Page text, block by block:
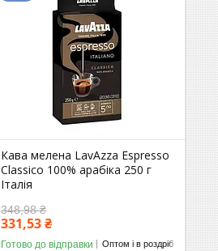
Кава мелена LavAzza Espresso
Classico 100% арабіка 250 г
Італія
348,98 ₴
331,53 ₴
Готово до відправки Оптом і в роздріб